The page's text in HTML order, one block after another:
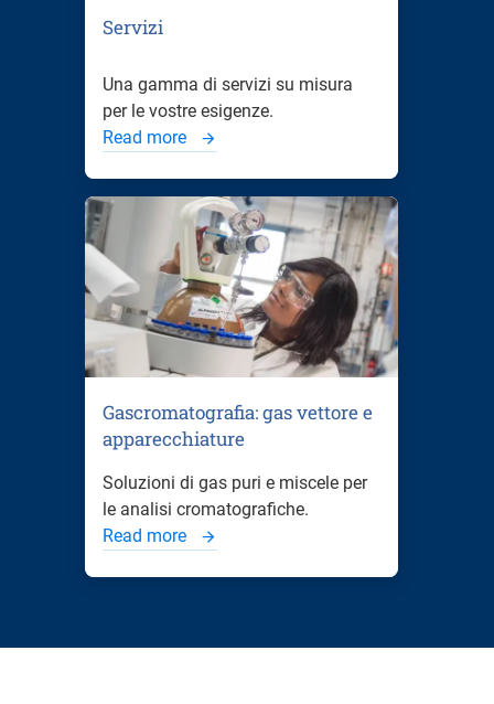
Servizi
Una gamma di servizi su misura
per le vostre esigenze.
Read more
Gascromatografia: gas vettore e
apparecchiature
Soluzioni di gas puri e miscele per
le analisi cromatografiche.
Read more